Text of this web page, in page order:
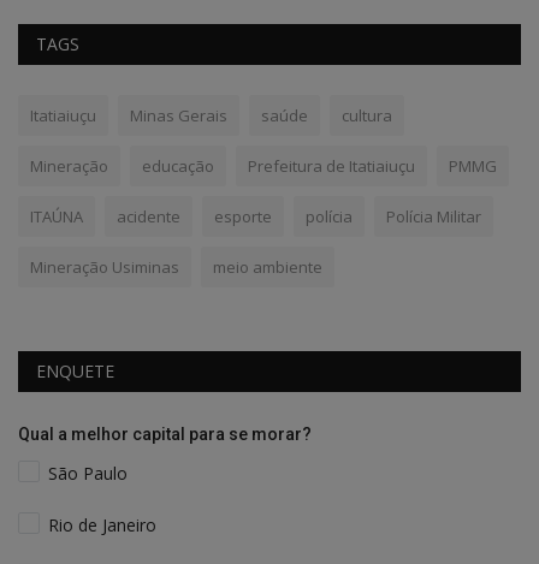
TAGS
Itatiaiuçu Minas Gerais saúde cultura
Mineração educação Prefeitura de Itatiaiuçu PMMG
ITAÚNA acidente esporte polícia Polícia Militar
Mineração Usiminas meio ambiente
ENQUETE
Qual a melhor capital para se morar?
São Paulo
Rio de Janeiro